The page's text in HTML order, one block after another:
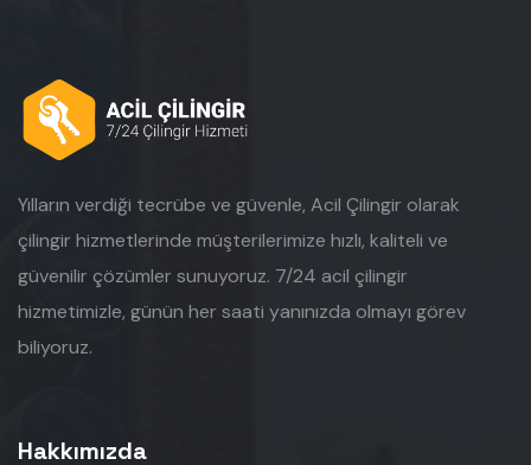
Yılların verdiği tecrübe ve güvenle, Acil Çilingir olarak
çilingir hizmetlerinde müşterilerimize hızlı, kaliteli ve
güvenilir çözümler sunuyoruz. 7/24 acil çilingir
hizmetimizle, günün her saati yanınızda olmayı görev
biliyoruz.
Hakkımızda